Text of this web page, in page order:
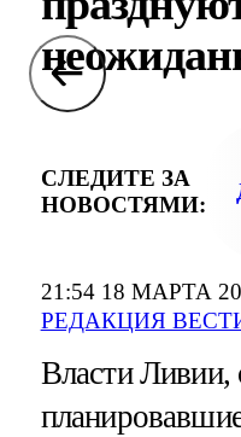
21:54 18 МАРТА
РЕДАКЦИЯ
СЛЕДИТЕ ЗА
НОВОСТЯМИ:
Власти Ливии,